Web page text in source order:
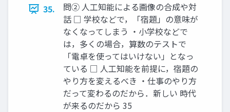
35.
問② 人工知能による画像の合成や対
話 □ 学校などで，「宿題」の意味が
なくなってしまう ・小学校などで
は，多くの場合，算数のテストで
「電卓を使ってはいけない」となっ
ている □ 人工知能を前提に，宿題の
やり方を変えるべき ・仕事のやり方
だって変わるのだから．新しい 時代
が来るのだから 35